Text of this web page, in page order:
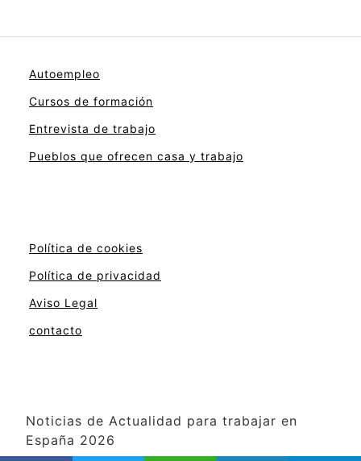
Autoempleo
Cursos de formación
Entrevista de trabajo
Pueblos que ofrecen casa y trabajo
Política de cookies
Política de privacidad
Aviso Legal
contacto
Noticias de Actualidad para trabajar en
España 2026